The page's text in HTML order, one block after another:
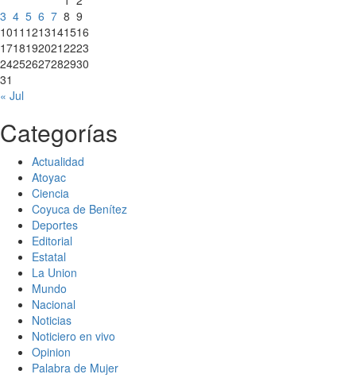
3 4 5 6 7 8 9
1011 1213141516
17181920212223
24252627282930
31
« Jul
Categorías
Actualidad
Atoyac
Ciencia
Coyuca de Benítez
Deportes
Editorial
Estatal
La Union
Mundo
Nacional
Noticias
Noticiero en vivo
Opinion
Palabra de Mujer